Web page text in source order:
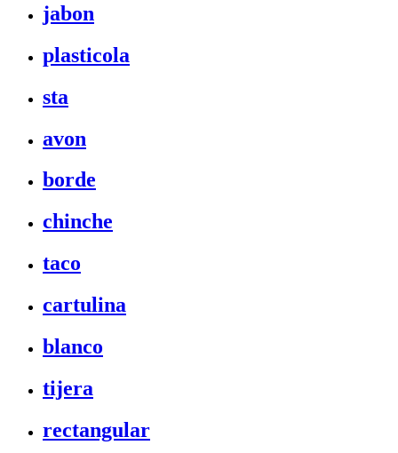
jabon
plasticola
sta
avon
borde
chinche
taco
cartulina
blanco
tijera
rectangular